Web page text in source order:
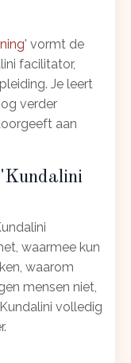
' vormt de
facilitator,
Je leert
verder
aan
waarmee kun
waarom
mensen niet,
volledig